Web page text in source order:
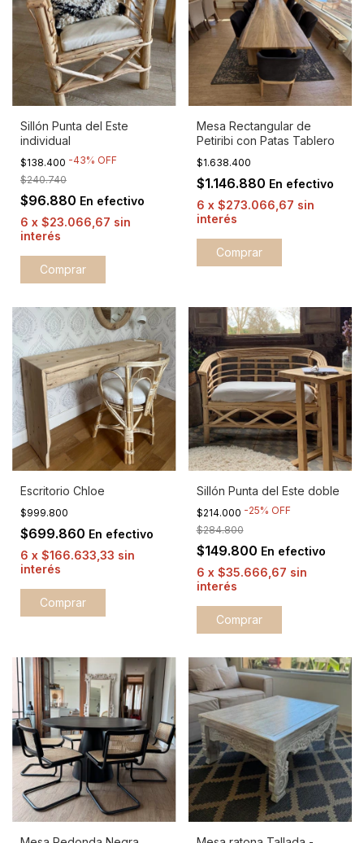
Sillón Punta del Este
individual
$138.400 -43% OFF
$240.740
$96.880 En efectivo
6 x $23.066,67 sin
interés
Mesa Rectangular de
Petiribi con Patas Tablero
$1.638.400
$1.146.880 En efectivo
6 x $273.066,67 sin
interés
Comprar
Escritorio Chloe
$999.800
$699.860 En efectivo
6 x $166.633,33 sin
interés
Comprar
Sillón Punta del Este doble
$214.000 -25% OFF
$284.800
$149.800 En efectivo
6 x $35.666,67 sin
interés